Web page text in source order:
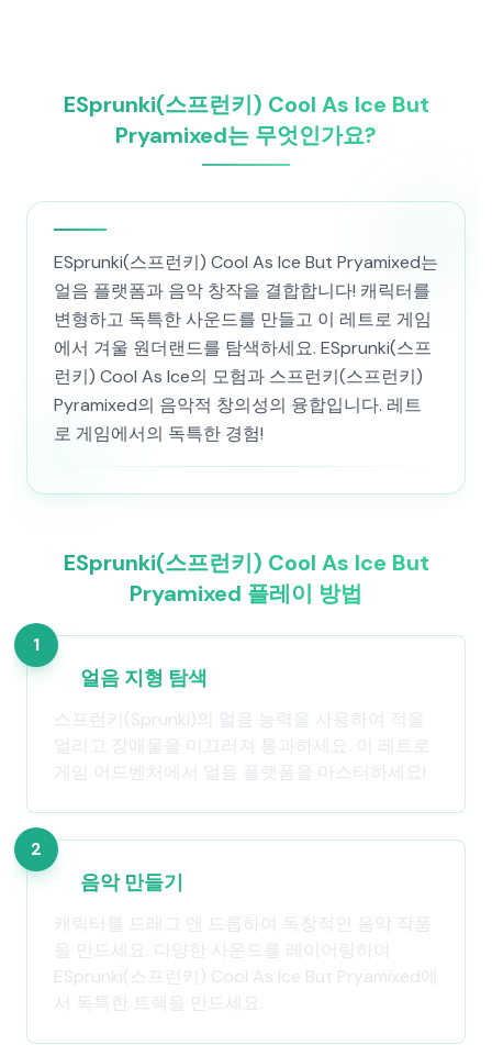
ESprunki(스프런키) Cool As Ice But
Pryamixed는 무엇인가요?
ESprunki(스프런키) Cool As Ice But Pryamixed는
얼음 플랫폼과 음악 창작을 결합합니다! 캐릭터를
변형하고 독특한 사운드를 만들고 이 레트로 게임
에서 겨울 원더랜드를 탐색하세요. ESprunki(스프
런키) Cool As Ice의 모험과 스프런키(스프런키)
Pyramixed의 음악적 창의성의 융합입니다. 레트
로 게임에서의 독특한 경험!
ESprunki(스프런키) Cool As Ice But
Pryamixed 플레이 방법
1
얼음 지형 탐색
스프런키(Sprunki)의 얼음 능력을 사용하여 적을
얼리고 장애물을 미끄러져 통과하세요. 이 레트로
게임 어드벤처에서 얼음 플랫폼을 마스터하세요!
2
음악 만들기
캐릭터를 드래그 앤 드롭하여 독창적인 음악 작품
을 만드세요. 다양한 사운드를 레이어링하여
ESprunki(스프런키) Cool As Ice But Pryamixed에
서 독특한 트랙을 만드세요.